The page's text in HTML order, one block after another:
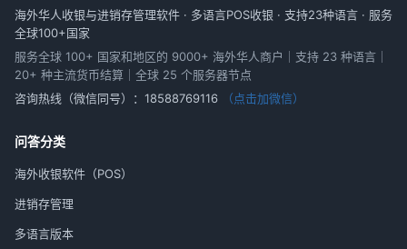
海外华人收银与进销存管理软件 · 多语言POS收银 · 支持23种语言 · 服务
全球100+国家
服务全球 100+ 国家和地区的 9000+ 海外华人商户｜支持 23 种语言｜
20+ 种主流货币结算｜全球 25 个服务器节点
咨询热线（微信同号）： 18588769116 （点击加微信）
问答分类
海外收银软件（POS）
进销存管理
多语言版本